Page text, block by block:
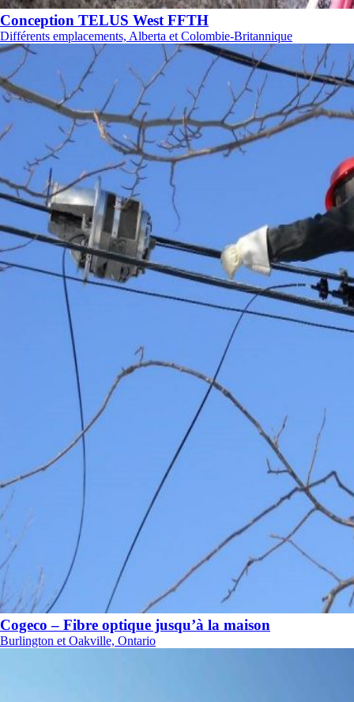
Conception TELUS West FFTH
Différents emplacements, Alberta et Colombie-Britannique
Cogeco – Fibre optique jusqu’à la maison
Burlington et Oakville, Ontario